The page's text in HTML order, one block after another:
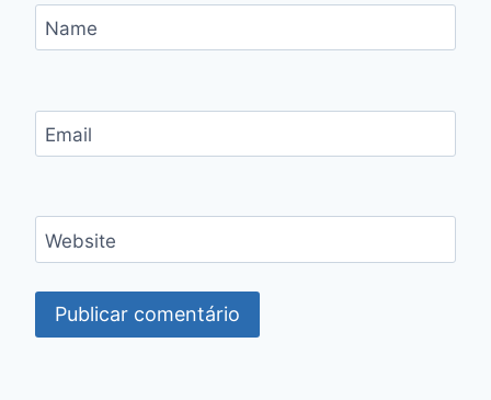
Name
Email
Website